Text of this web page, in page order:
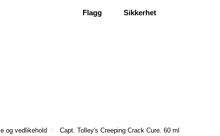
Flagg Sikkerhet
og vedlikehold Capt. Tolley's Creeping Crack Cure. 60 ml